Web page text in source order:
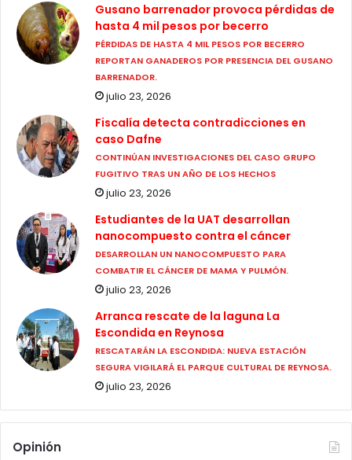
Gusano barrenador provoca pérdidas de
hasta 4 mil pesos por becerro
PÉRDIDAS DE HASTA 4 MIL PESOS POR BECERRO
REPORTAN GANADEROS POR PRESENCIA DEL GUSANO
BARRENADOR.
julio 23, 2026
Fiscalía detecta contradicciones en
caso Dafne
CONTINÚAN INVESTIGACIONES DEL CASO GRUPO
FUGITIVO TRAS UN AÑO DE LOS HECHOS
julio 23, 2026
Estudiantes de la UAT desarrollan
nanocompuesto contra el cáncer
DESARROLLAN UN NANOCOMPUESTO PARA
COMBATIR EL CÁNCER DE MAMA Y PULMÓN.
julio 23, 2026
Arranca rescate de la laguna La
Escondida en Reynosa
RESCATARÁN LA ESCONDIDA: NUEVA ESTACIÓN
SEGURA VIGILARÁ EL PARQUE CULTURAL DE REYNOSA.
julio 23, 2026
Opinión